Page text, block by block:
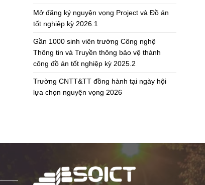
Mở đăng ký nguyện vọng Project và Đồ án
tốt nghiệp kỳ 2026.1
Gần 1000 sinh viên trường Công nghệ
Thông tin và Truyền thông bảo vệ thành
công đồ án tốt nghiệp kỳ 2025.2
Trường CNTT&TT đồng hành tại ngày hội
lựa chọn nguyện vọng 2026